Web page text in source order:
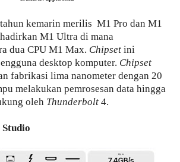
tahun kemarin merilis M1 Pro dan M1
M1 Ultra di mana
dua CPU M1 Max. Chipset ini
desktop komputer. Chipset
fabrikasi lima nanometer dengan 20
melakukan pemrosesan data hingga
oleh Thunderbolt 4.